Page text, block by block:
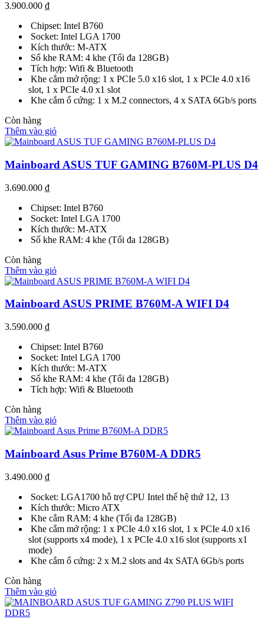
3.900.000 ₫
Chipset: Intel B760
Socket: Intel LGA 1700
Kích thước: M-ATX
Số khe RAM: 4 khe (Tối đa 128GB)
Tích hợp: Wifi & Bluetooth
Khe cắm mở rộng: 1 x PCIe 5.0 x16 slot, 1 x PCIe 4.0 x16
slot, 1 x PCIe 4.0 x1 slot
Khe cắm ổ cứng: 1 x M.2 connectors, 4 x SATA 6Gb/s ports
Còn hàng
Thêm vào giỏ
Mainboard ASUS TUF GAMING B760M-PLUS D4
3.690.000 ₫
Chipset: Intel B760
Socket: Intel LGA 1700
Kích thước: M-ATX
Số khe RAM: 4 khe (Tối đa 128GB)
Còn hàng
Thêm vào giỏ
Mainboard ASUS PRIME B760M-A WIFI D4
3.590.000 ₫
Chipset: Intel B760
Socket: Intel LGA 1700
Kích thước: M-ATX
Số khe RAM: 4 khe (Tối đa 128GB)
Tích hợp: Wifi & Bluetooth
Còn hàng
Thêm vào giỏ
Mainboard Asus Prime B760M-A DDR5
3.490.000 ₫
Socket: LGA1700 hỗ trợ CPU Intel thế hệ thứ 12, 13
Kích thước: Micro ATX
Khe cắm RAM: 4 khe (Tối đa 128GB)
Khe cắm mở rộng: 1 x PCIe 4.0 x16 slot, 1 x PCIe 4.0 x16
slot (supports x4 mode), 1 x PCIe 4.0 x16 slot (supports x1
mode)
Khe cắm ổ cứng: 2 x M.2 slots and 4x SATA 6Gb/s ports
Còn hàng
Thêm vào giỏ